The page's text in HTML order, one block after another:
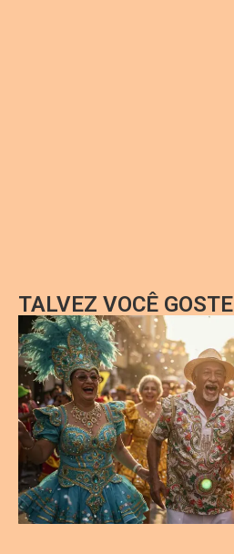
TALVEZ VOCÊ GOSTE